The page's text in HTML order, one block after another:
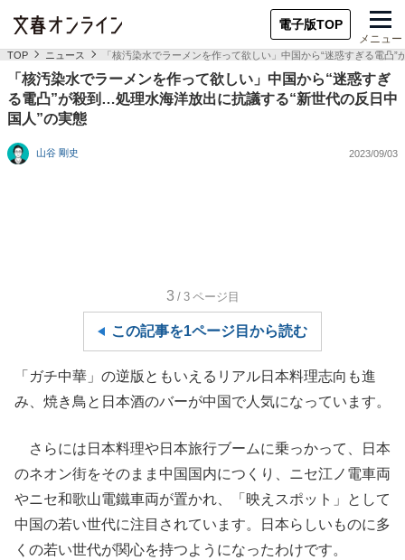
電子版TOP
メニュー
TOP ニュース 「核汚染水でラーメンを作って欲しい」中国から“迷惑すぎる電
「核汚染水でラーメンを作って欲しい」中国から“迷惑すぎ
る電凸”が殺到…処理水海洋放出に抗議する“新世代の反日中
国人”の実態
山谷 剛史 2023/09/03
3 /3 ページ目
この記事を1ページ目から読む
「ガチ中華」の逆版ともいえるリアル日本料理志向も進
み、焼き鳥と日本酒のバーが中国で人気になっています。
さらには日本料理や日本旅行ブームに乗っかって、日本
のネオン街をそのまま中国国内につくり、ニセ江ノ電車両
やニセ和歌山電鐵車両が置かれ、「映えスポット」として
中国の若い世代に注目されています。日本らしいものに多
くの若い世代が関心を持つようになったわけです。